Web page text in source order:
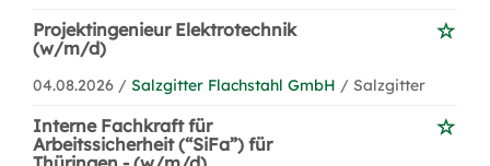
Projektingenieur Elektrotechnik
(w/m/d)
04.08.2026 / Salzgitter Flachstahl GmbH / Salzgitter
Interne Fachkraft für
Arbeitssicherheit (“SiFa”) für